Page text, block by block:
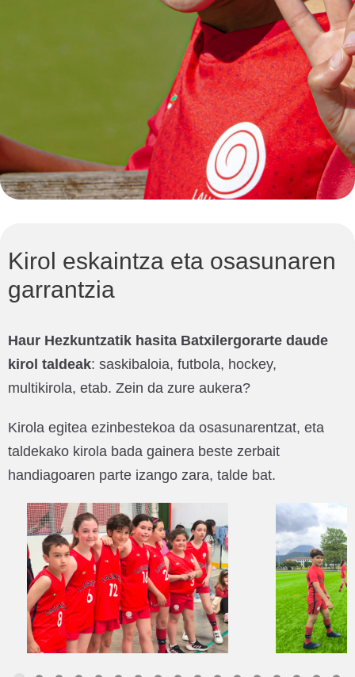
Kirol eskaintza eta osasunaren
garrantzia
Haur Hezkuntzatik hasita Batxilergorarte daude
kirol taldeak: saskibaloia, futbola, hockey,
multikirola, etab. Zein da zure aukera?
Kirola egitea ezinbestekoa da osasunarentzat, eta
taldekako kirola bada gainera beste zerbait
handiagoaren parte izango zara, talde bat.